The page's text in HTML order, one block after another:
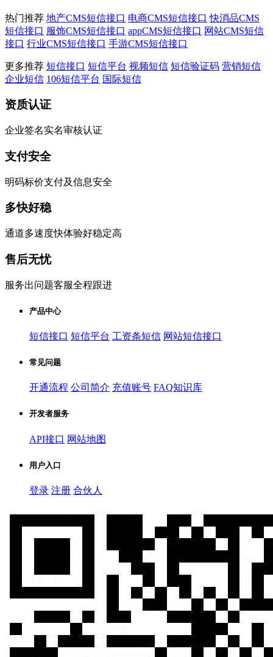
热门推荐 地产CMS短信接口 电商CMS短信接口 快消品CMS
短信接口 服饰CMS短信接口 appCMS短信接口 网站CMS短信
接口 行业CMS短信接口 手游CMS短信接口
更多推荐 短信接口 短信平台 视频短信 短信验证码 营销短信
企业短信 106短信平台 国际短信
资质认证
企业签名实名审核认证
支付安全
明码标价支付及信息安全
多快好稳
通道多速度快体验好稳定高
售后无忧
服务出问题客服全程跟进
产品中心
短信接口 短信平台 工资条短信 网站短信接口
常见问题
开通流程 公司简介 充值账号 FAQ知识库
开发者服务
API接口 网站地图
用户入口
登录 注册 合伙人